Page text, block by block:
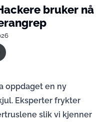
bruker nå
oppdaget en ny
Eksperter frykter
slik vi kjenner